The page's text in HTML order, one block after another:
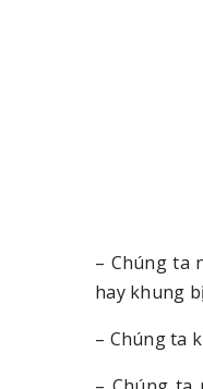
– Chúng ta
hay khung
– Chúng ta